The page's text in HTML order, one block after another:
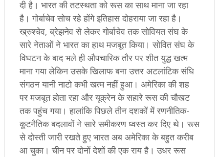
दी है। भारत की तटस्थता को रूस का साथ माना जा रहा
है। गोर्बाचेव सोच रहे होंगे इतिहास दोहराया जा रहा है।
ख्रुश्चेव, ब्रेझनेव से लेकर गोर्बाचेव तक सोवियत संघ के
सारे नेताओं ने भारत का हाथ मजबूत किया। सोवित संघ के
विघटन के बाद भले ही औपचारिक तौर पर शीत युद्ध खत्म
माना गया लेकिन उसके खिलाफ बना उत्तर अटलांटिक संधि
संगठन यानी नाटो कभी खत्म नहीं हुआ। अमेरिका की शह
पर मजबूत होता रहा और यूक्रेन के सहारे रूस की चौखट
तक पहुंच गया। हालांकि पिछले तीन दशकों में रणनीतिक-
कूटनैतिक बदलावों ने सारे समीकरण ध्वस्त कर दिए थे। रूस
से दोस्ती जारी रखते हुए भारत अब अमेरिका के बहुत करीब
आ चुका। चीन पर दोनों देशों की एक राय है। उधर रूस